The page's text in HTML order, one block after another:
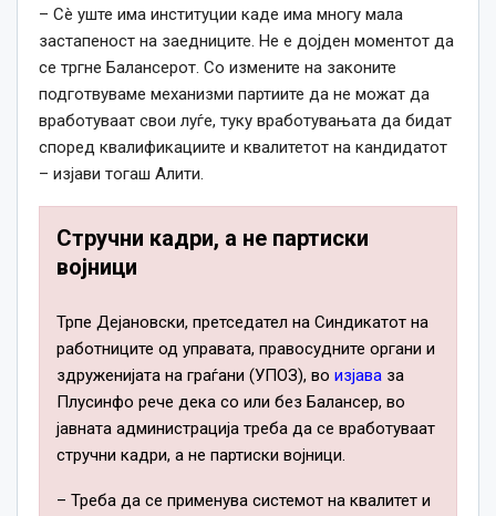
– Сè уште има институции каде има многу мала
застапеност на заедниците. Не е дојден моментот да
се тргне Балансерот. Со измените на законите
подготвуваме механизми партиите да не можат да
вработуваат свои луѓе, туку вработувањата да бидат
според квалификациите и квалитетот на кандидатот
– изјави тогаш Алити.
Стручни кадри, а не партиски
војници
Трпе Дејановски, претседател на Синдикатот на
работниците од управата, правосудните органи и
здруженијата на граѓани (УПОЗ), во изјава за
Плусинфо рече дека со или без Балансер, во
јавната администрација треба да се вработуваат
стручни кадри, а не партиски војници.
– Треба да се применува системот на квалитет и